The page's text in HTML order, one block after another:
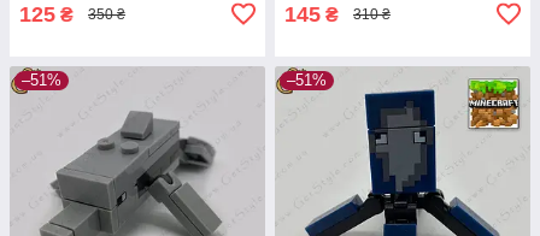
125 ₴ 350 ₴ 145 ₴ 310 ₴
–51% –51%